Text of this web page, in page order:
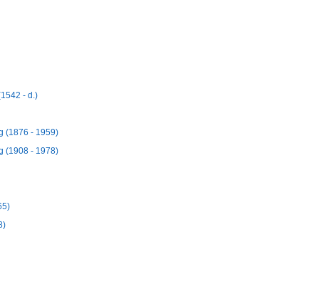
- d.)
(1876 - 1959)
(1908 - 1978)